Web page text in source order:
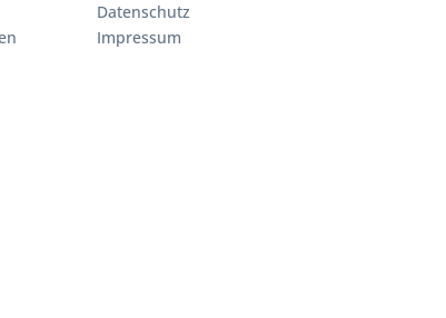
Datenschutz
Impressum